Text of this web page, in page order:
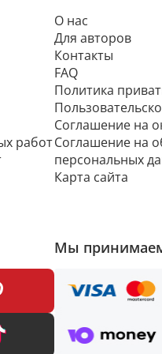
работ
О нас
Для авторов
Контакты
FAQ
Политика
Соглашение на
Соглашение на
персональных
Карта сайта
Мы